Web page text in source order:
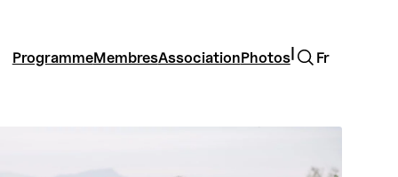
ProgrammeMembresAssociationPhotos
Rechercher
Fr